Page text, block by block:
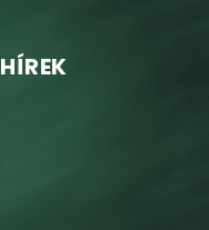
HÍREK